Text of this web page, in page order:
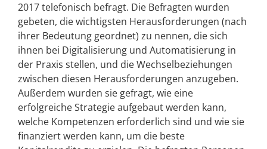
2017 telefonisch befragt. Die Befragten wurden
gebeten, die wichtigsten Herausforderungen (nach
ihrer Bedeutung geordnet) zu nennen, die sich
ihnen bei Digitalisierung und Automatisierung in
der Praxis stellen, und die Wechselbeziehungen
zwischen diesen Herausforderungen anzugeben.
Außerdem wurden sie gefragt, wie eine
erfolgreiche Strategie aufgebaut werden kann,
welche Kompetenzen erforderlich sind und wie sie
finanziert werden kann, um die beste